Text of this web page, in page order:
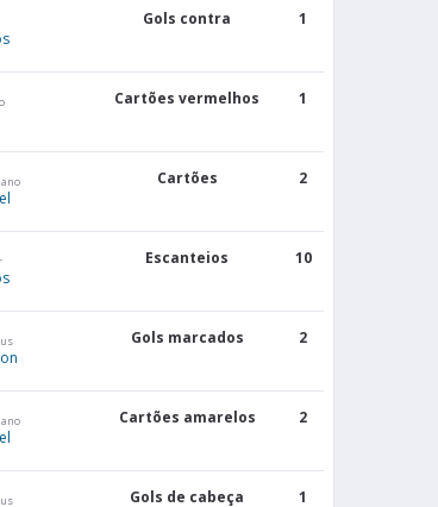
Gols contra 1
Cartões vermelhos 1
Cartões 2
Escanteios 10
Gols marcados 2
Cartões amarelos 2
Gols de cabeça 1